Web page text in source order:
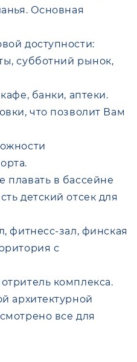
Основная
доступности:
субботний рынок,
банки, аптеки.
что позволит Вам
плавать в бассейне
детский отсек для
фитнесс-зал, финская
с
комплекса.
архитектурной
все для